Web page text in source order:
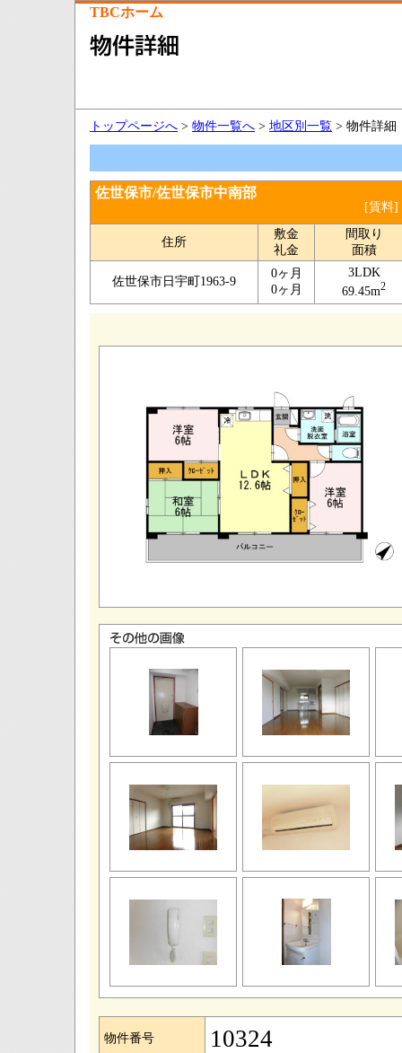
TBCホーム
トップページへ > 物件一覧へ > 地区別一覧 > 物件詳細
佐世保市/佐世保市中南部
[賃料]
住所
敷金
礼金
間取り
面積
佐世保市日宇町1963-9
0ヶ月
0ヶ月
3LDK
69.45m2
物件番号 10324